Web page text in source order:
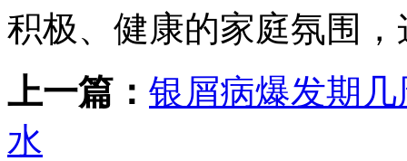
积极、健康的家庭氛围
上一篇： 银屑病爆发期几
水